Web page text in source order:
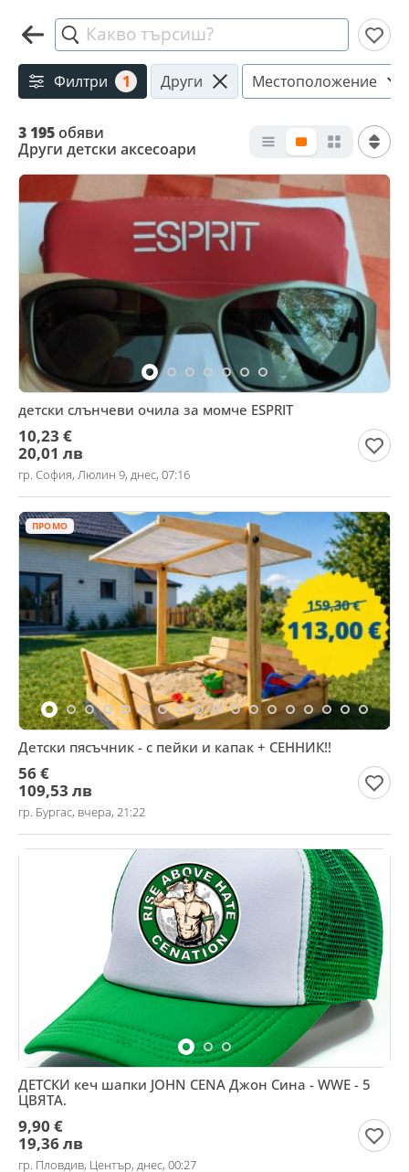
Какво търсиш?
Филтри 1 Други Местоположение
3 195обяви
Други детски аксесоари
детски слънчеви очила за момче ESPRIT
10,23 €
20,01 лв
гр. София, Люлин 9, днес, 07:16
ПРОМО
Детски пясъчник - с пейки и капак + СЕННИК!!
56 €
109,53 лв
гр. Бургас, вчера, 21:22
ДЕТСКИ кеч шапки JOHN CENA Джон Сина - WWE - 5
ЦВЯТА.
9,90 €
19,36 лв
гр. Пловдив, Център, днес, 00:27